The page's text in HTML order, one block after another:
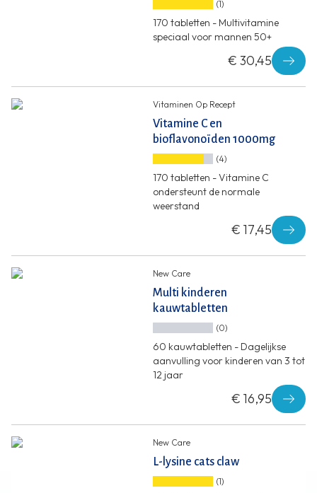
(1)
170 tabletten - Multivitamine
speciaal voor mannen 50+
€ 30,45
Vitaminen Op Recept
Vitamine C en
bioflavonoïden 1000mg
(4)
170 tabletten - Vitamine C
ondersteunt de normale
weerstand
€ 17,45
New Care
Multi kinderen
kauwtabletten
(0)
60 kauwtabletten - Dagelijkse
aanvulling voor kinderen van 3 tot
12 jaar
€ 16,95
New Care
L-lysine cats claw
(1)